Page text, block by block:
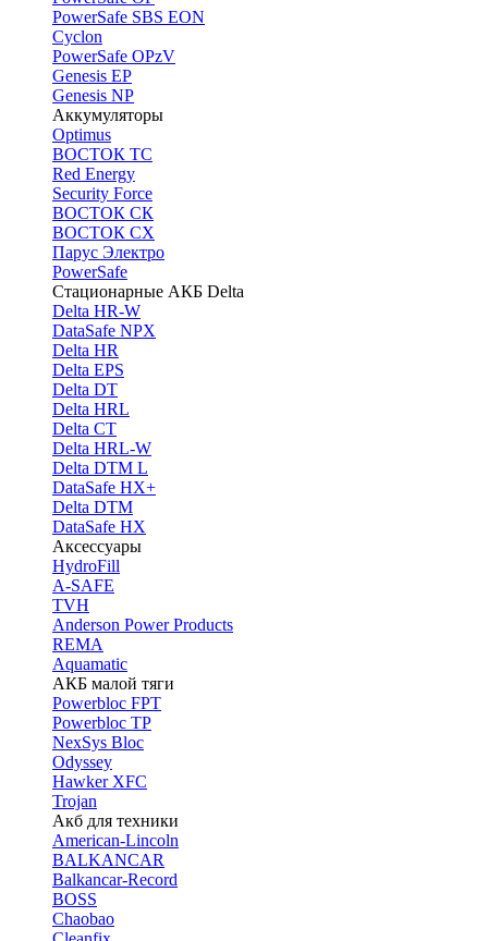
PоwerSafe SBS EON
Cyclon
PowerSafe OPzV
Genesis EP
Genesis NP
Аккумуляторы
Optimus
ВОСТОК ТС
Red Energy
Security Force
ВОСТОК СК
ВОСТОК СХ
Парус Электро
PowerSafe
Стационарные АКБ Delta
Delta HR-W
DataSafe NPX
Delta HR
Delta EPS
Delta DT
Delta HRL
Delta CT
Delta HRL-W
Delta DTM L
DataSafe HX+
Delta DTM
DataSafe HX
Аксессуары
HydroFill
A-SAFE
TVH
Anderson Power Products
REMA
Aquamatic
АКБ малой тяги
Powerbloc FPT
Powerbloc TP
NexSys Bloc
Odyssey
Hawker XFC
Trojan
Акб для техники
American-Lincoln
BALKANCAR
Balkancar-Record
BOSS
Chaobao